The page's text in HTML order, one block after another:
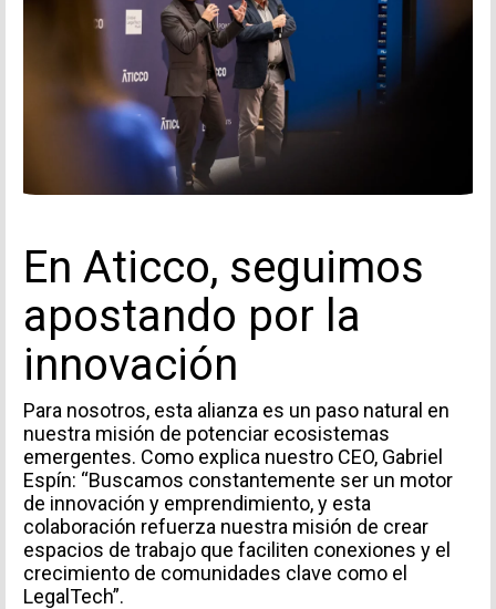
En Aticco, seguimos
apostando por la
innovación
Para nosotros, esta alianza es un paso natural en
nuestra misión de potenciar ecosistemas
emergentes. Como explica nuestro CEO, Gabriel
Espín: “Buscamos constantemente ser un motor
de innovación y emprendimiento, y esta
colaboración refuerza nuestra misión de crear
espacios de trabajo que faciliten conexiones y el
crecimiento de comunidades clave como el
LegalTech”.